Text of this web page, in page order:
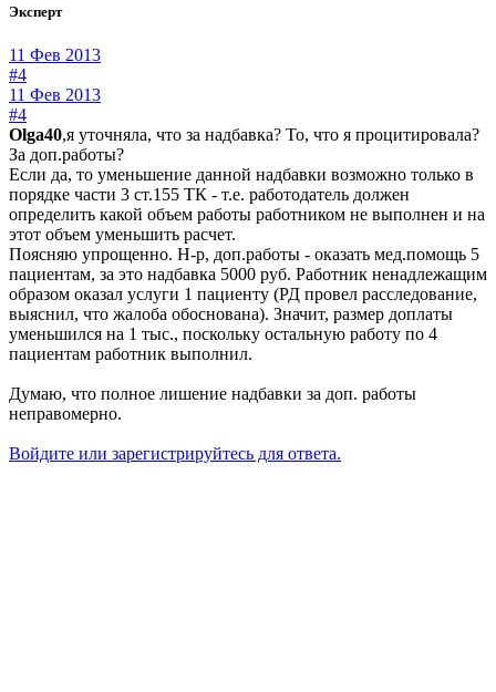
Эксперт
11 Фев 2013
#4
11 Фев 2013
#4
Olga40,я уточняла, что за надбавка? То, что я процитировала?
За доп.работы?
Если да, то уменьшение данной надбавки возможно только в
порядке части 3 ст.155 ТК - т.е. работодатель должен
определить какой объем работы работником не выполнен и на
этот объем уменьшить расчет.
Поясняю упрощенно. Н-р, доп.работы - оказать мед.помощь 5
пациентам, за это надбавка 5000 руб. Работник ненадлежащим
образом оказал услуги 1 пациенту (РД провел расследование,
выяснил, что жалоба обоснована). Значит, размер доплаты
уменьшился на 1 тыс., поскольку остальную работу по 4
пациентам работник выполнил.
Думаю, что полное лишение надбавки за доп. работы
неправомерно.
Войдите или зарегистрируйтесь для ответа.